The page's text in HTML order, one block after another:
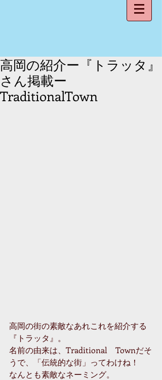
高岡の紹介ー『トラッタ』
さん掲載ー
TraditionalTown
高岡の街の素敵なあれこれを紹介する
『トラッタ』。
名前の由来は、Traditional　Townだそ
うで、「伝統的な街」ってわけね！
なんとも素敵なネーミング。